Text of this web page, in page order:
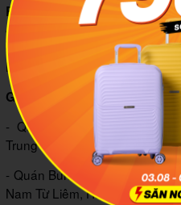
Bún đậu mắm tôm:
Với mức
45.000 VND - 60.000 VND,
bún đậu mắm tôm đầy ắp
Khoang.
Gợi ý một số quán ăn tại chợ
- Quán Phở Hồng: Số 29
Trung Văn, quận Nam Từ Liêm,
- Quán Bún, Miến & Cơm
Nam Từ Liêm, Hà Nội.